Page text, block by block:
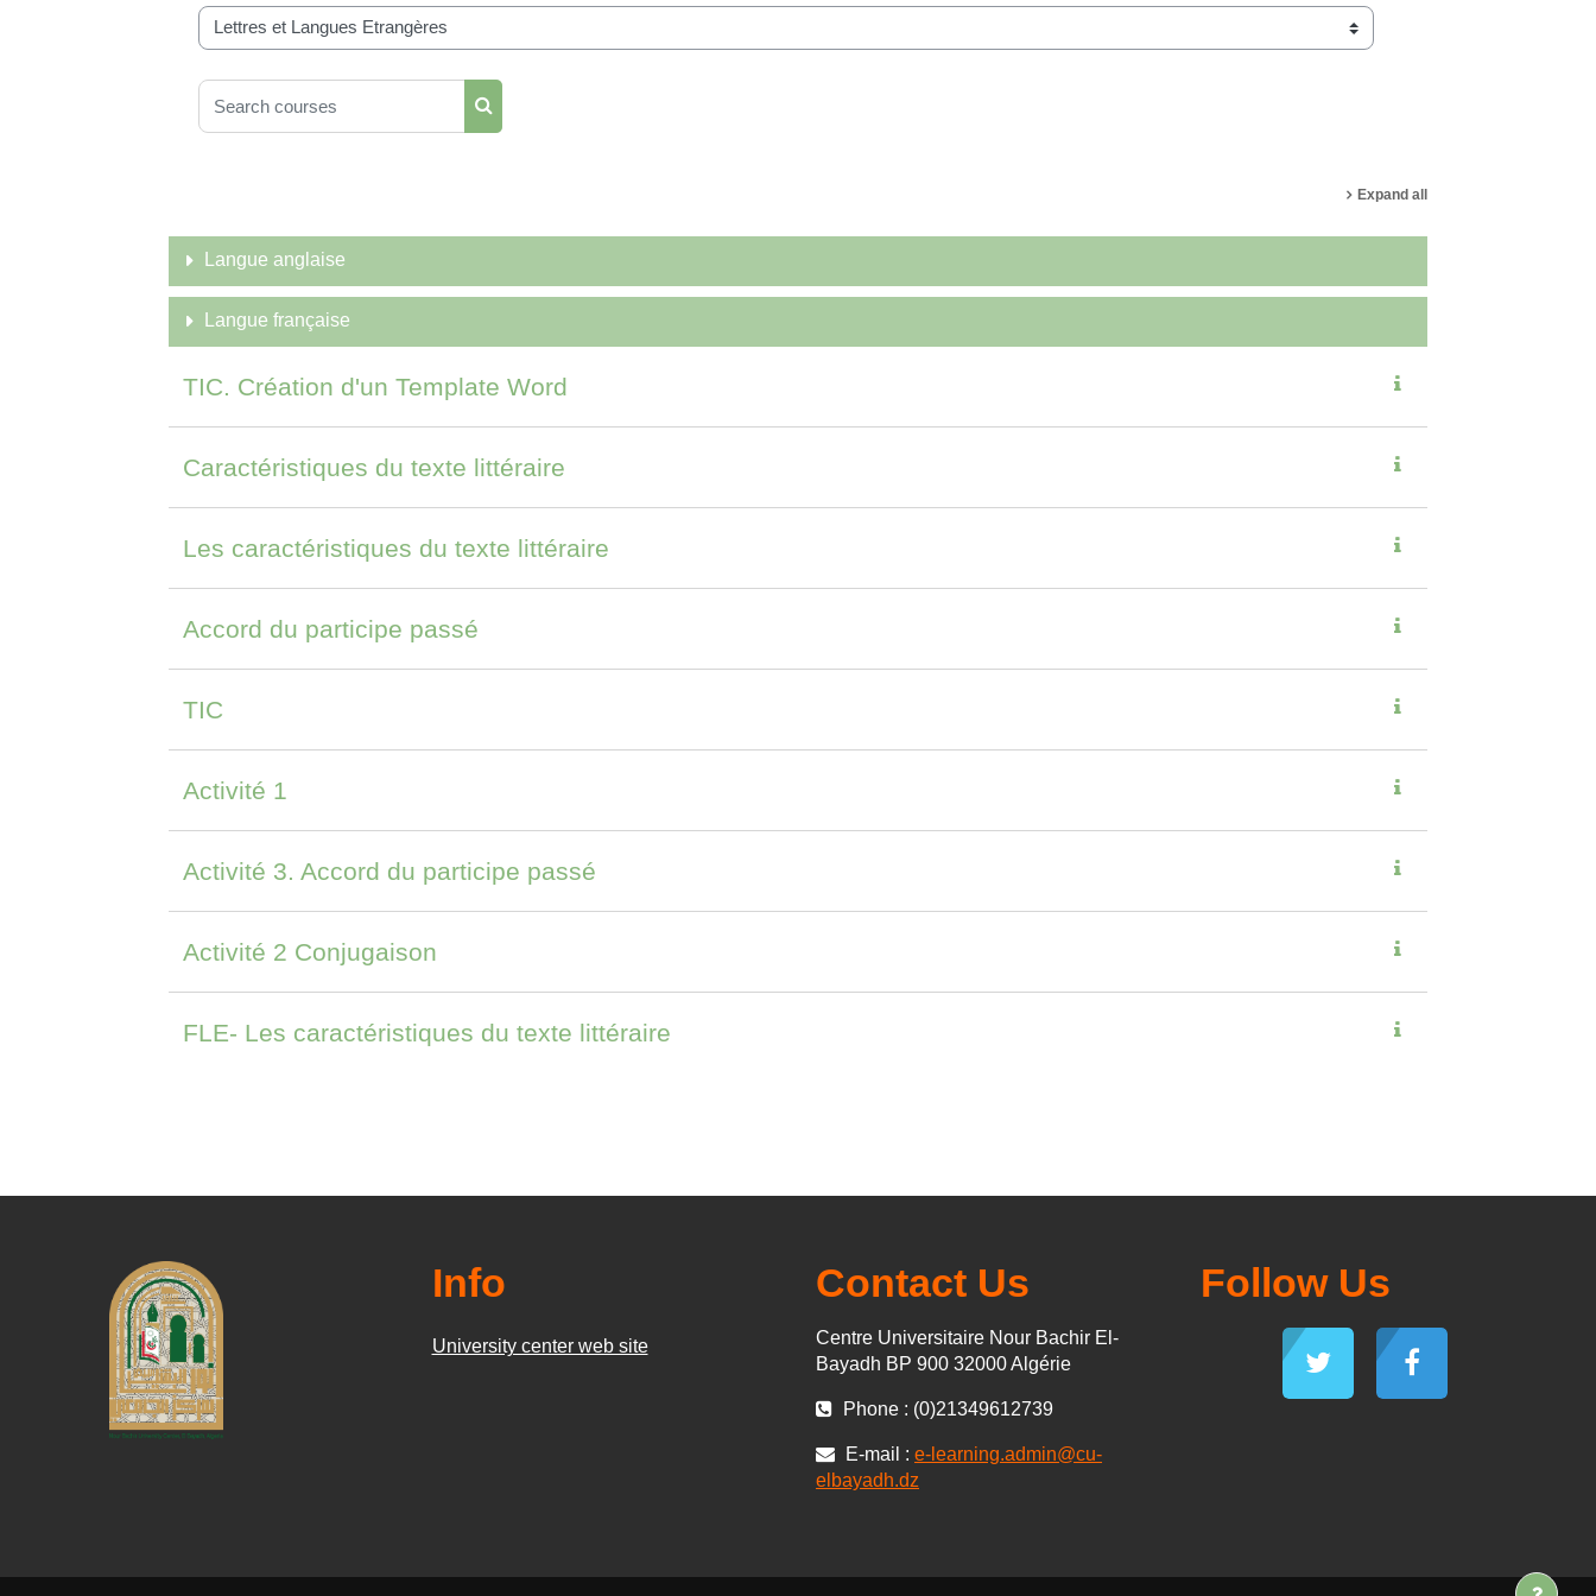
Course categories
Search courses
Search courses
Expand all
Langue anglaise
Langue française
TIC. Création d'un Template Word
Caractéristiques du texte littéraire
Les caractéristiques du texte littéraire
Accord du participe passé
TIC
Activité 1
Activité 3. Accord du participe passé
Activité 2 Conjugaison
FLE- Les caractéristiques du texte littéraire
Info
University center web site
Contact Us
Centre Universitaire Nour Bachir El-
Bayadh BP 900 32000 Algérie
Phone : (0)21349612739
E-mail : e-learning.admin@cu-
elbayadh.dz
Follow Us